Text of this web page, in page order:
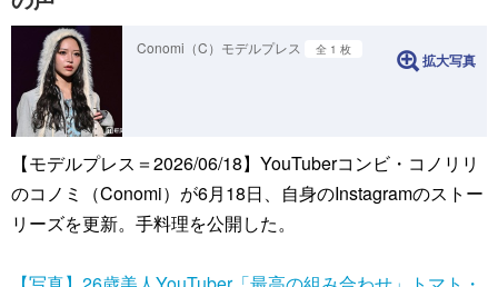
Conomi（C）モデルプレス 全 1 枚
拡大写真
【モデルプレス＝2026/06/18】YouTuberコンビ・コノリリ
のコノミ（Conomi）が6月18日、自身のInstagramのストー
リーズを更新。手料理を公開した。